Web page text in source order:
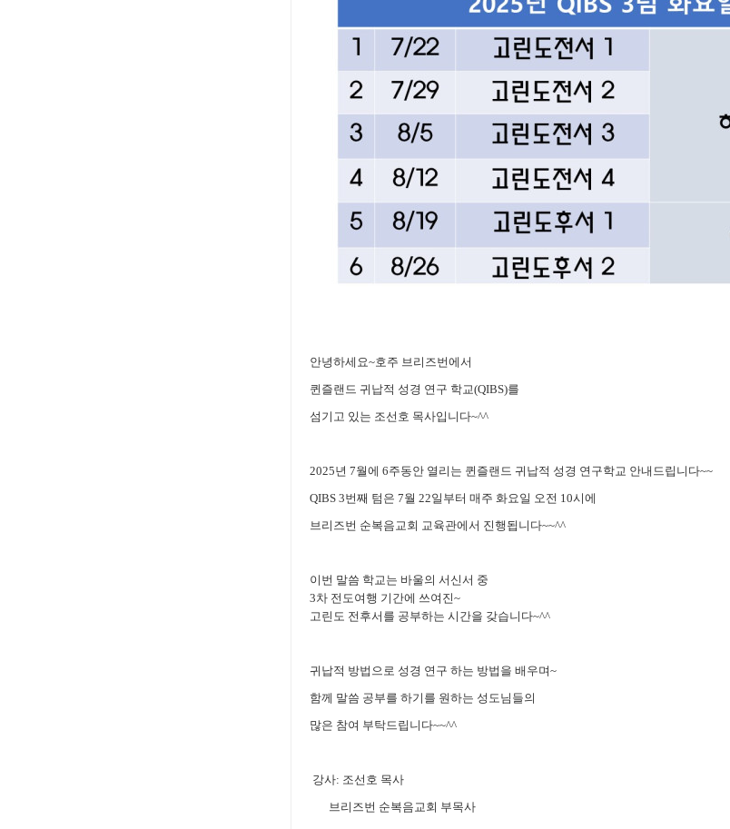
안녕하세요~호주 브리즈번에서
퀸즐랜드 귀납적 성경 연구 학교(QIBS)를
섬기고 있는 조선호 목사입니다~^^
2025년 7월에 6주동안 열리는 퀸즐랜드 귀납적 성경 연구학교 안내드립니다~~
QIBS 3번째 텀은 7월 22일부터 매주 화요일 오전 10시에
브리즈번 순복음교회 교육관에서 진행됩니다~~^^
이번 말씀 학교는 바울의 서신서 중
3차 전도여행 기간에 쓰여진~
고린도 전후서를 공부하는 시간을 갖습니다~^^
귀납적 방법으로 성경 연구 하는 방법을 배우며~
함께 말씀 공부를 하기를 원하는 성도님들의
많은 참여 부탁드립니다~~^^
강사: 조선호 목사
브리즈번 순복음교회 부목사